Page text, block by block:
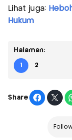
Lihat juga:
Hukum
Halaman:
1 2
Share